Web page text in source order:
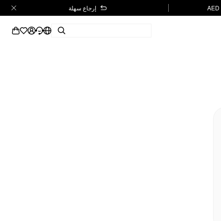
إرجاع سهلة